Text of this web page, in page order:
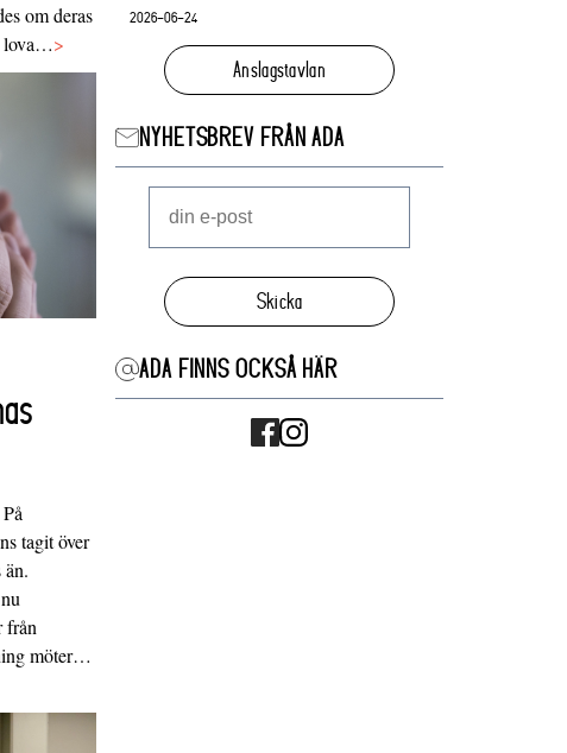
om deras
lova…>
tagit över
än.
från
möter…
2026-06-24
Anslagstavlan
NYHETSBREV FRÅN ADA
Skicka
ADA FINNS OCKSÅ HÄR